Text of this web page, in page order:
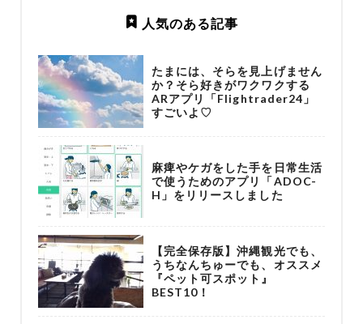
人気のある記事
たまには、そらを見上げません
か？そら好きがワクワクする
ARアプリ「Flightrader24」
すごいよ♡
麻痺やケガをした手を日常生活
で使うためのアプリ「ADOC-
H」をリリースしました
【完全保存版】沖縄観光でも、
うちなんちゅーでも、オススメ
『ペット可スポット』
BEST10！